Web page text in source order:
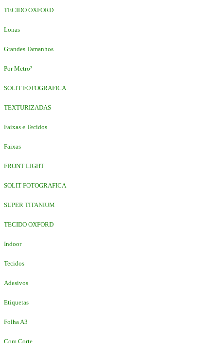
TECIDO OXFORD
Lonas
Grandes Tamanhos
Por Metro²
SOLIT FOTOGRAFICA
TEXTURIZADAS
Faixas e Tecidos
Faixas
FRONT LIGHT
SOLIT FOTOGRAFICA
SUPER TITANIUM
TECIDO OXFORD
Indoor
Tecidos
Adesivos
Etiquetas
Folha A3
Com Corte